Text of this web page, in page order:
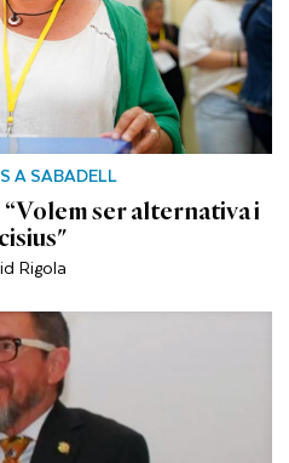
A SABADELL
ser alternativa i
Rigola